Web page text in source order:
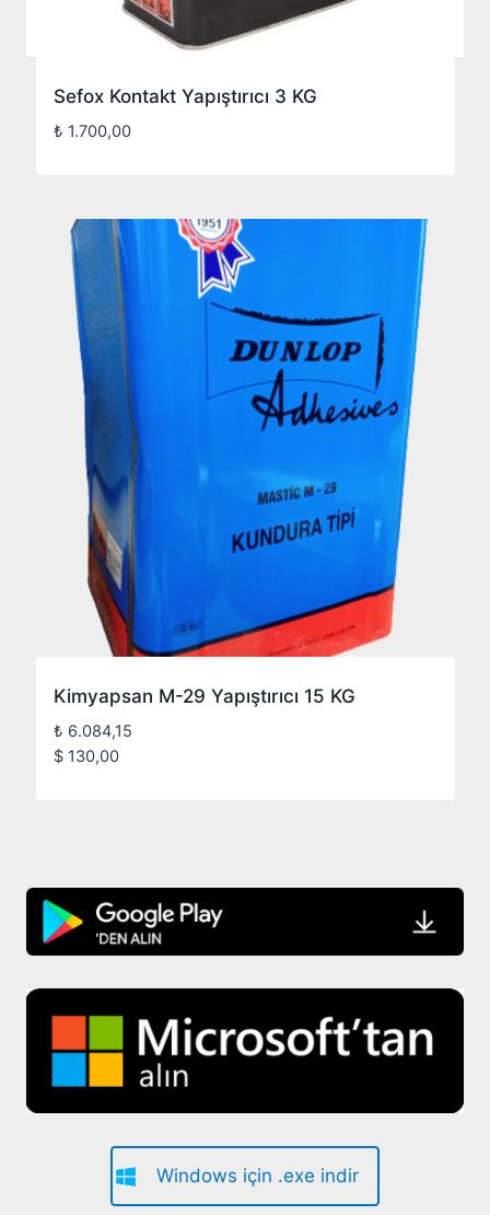
Sefox Kontakt Yapıştırıcı 3 KG
₺ 1.700,00
Kimyapsan M-29 Yapıştırıcı 15 KG
₺ 6.084,15
$130,00
Windows için .exe indir